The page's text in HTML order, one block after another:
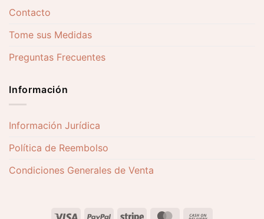
Contacto
Tome sus Medidas
Preguntas Frecuentes
Información
Información Jurídica
Política de Reembolso
Condiciones Generales de Venta